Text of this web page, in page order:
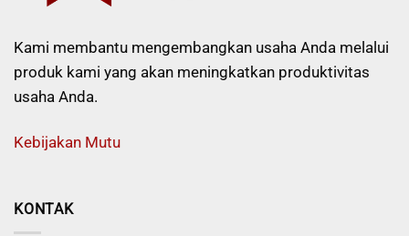
Kami membantu mengembangkan usaha Anda melalui
produk kami yang akan meningkatkan produktivitas
usaha Anda.
Kebijakan Mutu
KONTAK